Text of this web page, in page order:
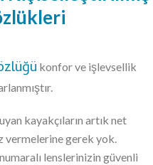
konfor ve işlevsellik
kayakçıların artık net
vermelerine gerek yok.
lenslerinizin güvenli